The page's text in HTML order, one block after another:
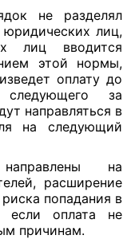
не разделял
юридических лиц,
лиц вводится
этой нормы,
оплату до
за
направляться в
на следующий
на
расширение
попадания в
если оплата не
причинам.